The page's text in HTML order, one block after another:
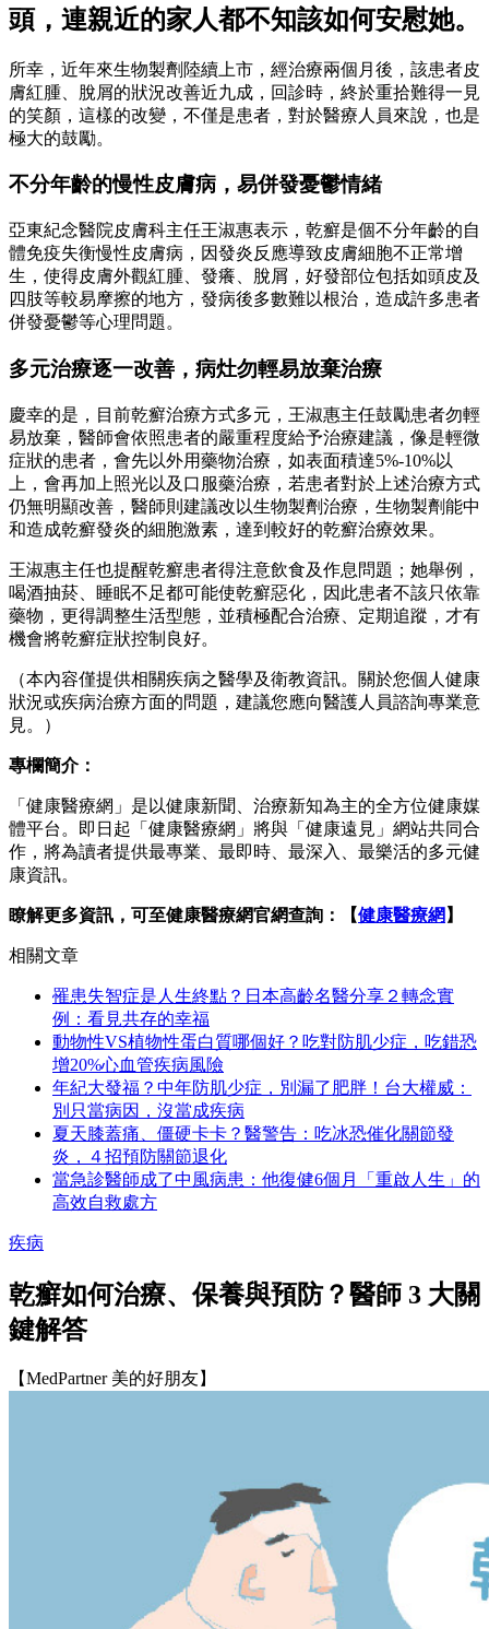
頭，連親近的家人都不知該如何安慰她。
所幸，近年來生物製劑陸續上市，經治療兩個月後，該患者皮
膚紅腫、脫屑的狀況改善近九成，回診時，終於重拾難得一見
的笑顏，這樣的改變，不僅是患者，對於醫療人員來說，也是
極大的鼓勵。
不分年齡的慢性皮膚病，易併發憂鬱情緒
亞東紀念醫院皮膚科主任王淑惠表示，乾癬是個不分年齡的自
體免疫失衡慢性皮膚病，因發炎反應導致皮膚細胞不正常增
生，使得皮膚外觀紅腫、發癢、脫屑，好發部位包括如頭皮及
四肢等較易摩擦的地方，發病後多數難以根治，造成許多患者
併發憂鬱等心理問題。
多元治療逐一改善，病灶勿輕易放棄治療
慶幸的是，目前乾癬治療方式多元，王淑惠主任鼓勵患者勿輕
易放棄，醫師會依照患者的嚴重程度給予治療建議，像是輕微
症狀的患者，會先以外用藥物治療，如表面積達5%-10%以
上，會再加上照光以及口服藥治療，若患者對於上述治療方式
仍無明顯改善，醫師則建議改以生物製劑治療，生物製劑能中
和造成乾癬發炎的細胞激素，達到較好的乾癬治療效果。
王淑惠主任也提醒乾癬患者得注意飲食及作息問題；她舉例，
喝酒抽菸、睡眠不足都可能使乾癬惡化，因此患者不該只依靠
藥物，更得調整生活型態，並積極配合治療、定期追蹤，才有
機會將乾癬症狀控制良好。
（本內容僅提供相關疾病之醫學及衛教資訊。關於您個人健康
狀況或疾病治療方面的問題，建議您應向醫護人員諮詢專業意
見。）
專欄簡介：
「健康醫療網」是以健康新聞、治療新知為主的全方位健康媒
體平台。即日起「健康醫療網」將與「健康遠見」網站共同合
作，將為讀者提供最專業、最即時、最深入、最樂活的多元健
康資訊。
瞭解更多資訊，可至健康醫療網官網查詢：【健康醫療網 】
相關文章
罹患失智症是人生終點？日本高齡名醫分享２轉念實
例：看見共存的幸福
動物性VS植物性蛋白質哪個好？吃對防肌少症，吃錯恐
增20%心血管疾病風險
年紀大發福？中年防肌少症，別漏了肥胖！台大權威：
別只當病因，沒當成疾病
夏天膝蓋痛、僵硬卡卡？醫警告：吃冰恐催化關節發
炎，４招預防關節退化
當急診醫師成了中風病患：他復健6個月「重啟人生」的
高效自救處方
疾病
乾癬如何治療、保養與預防？醫師 3 大關
鍵解答
【MedPartner 美的好朋友】